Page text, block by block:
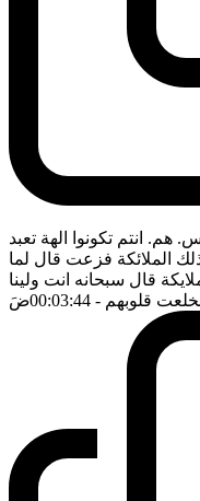
هم. انتم تكونوا الهة تعبد
الملائكة فزعت قال لما
قال سبحانه انت ولينا
قلوبهم - 00:03:44 ضَ